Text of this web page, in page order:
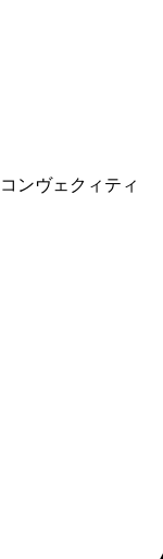
コンヴェクィティ